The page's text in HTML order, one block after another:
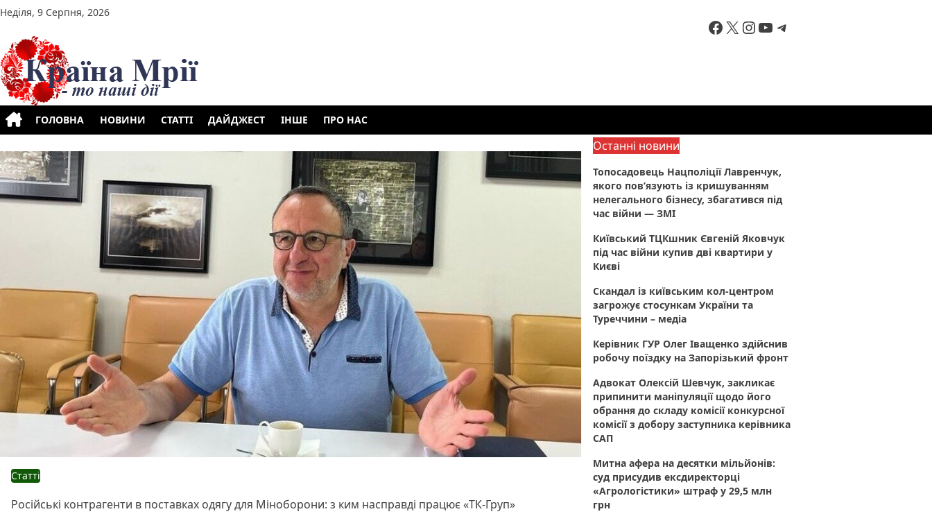
Перейти до вмісту
Неділя, 9 Серпня, 2026
Facebook
X Instagram
YouTube
Telegram
ГОЛОВНА НОВИНИ СТАТТІ ДАЙДЖЕСТ ІНШЕ ПРО НАС
Статті
Російські контрагенти в поставках одягу для Міноборони: з ким насправді працює «ТК-Груп»
Останні новини
Топосадовець Нацполіції Лавренчук,
якого пов’язують із кришуванням
нелегального бізнесу, збагатився під
час війни — ЗМІ
Київський ТЦКшник Євгеній Яковчук
під час війни купив дві квартири у
Києві
Скандал із київським кол-центром
загрожує стосункам України та
Туреччини – медіа
Керівник ГУР Олег Іващенко здійснив
робочу поїздку на Запорізький фронт
Адвокат Олексій Шевчук, закликає
припинити маніпуляції щодо його
обрання до складу комісії конкурсної
комісії з добору заступника керівника
САП
Митна афера на десятки мільйонів:
суд присудив ексдиректорці
«Агрологістики» штраф у 29,5 млн
грн